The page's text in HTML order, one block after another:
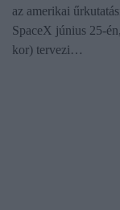
az amerikai
SpaceX június 25-
kor) tervezi…